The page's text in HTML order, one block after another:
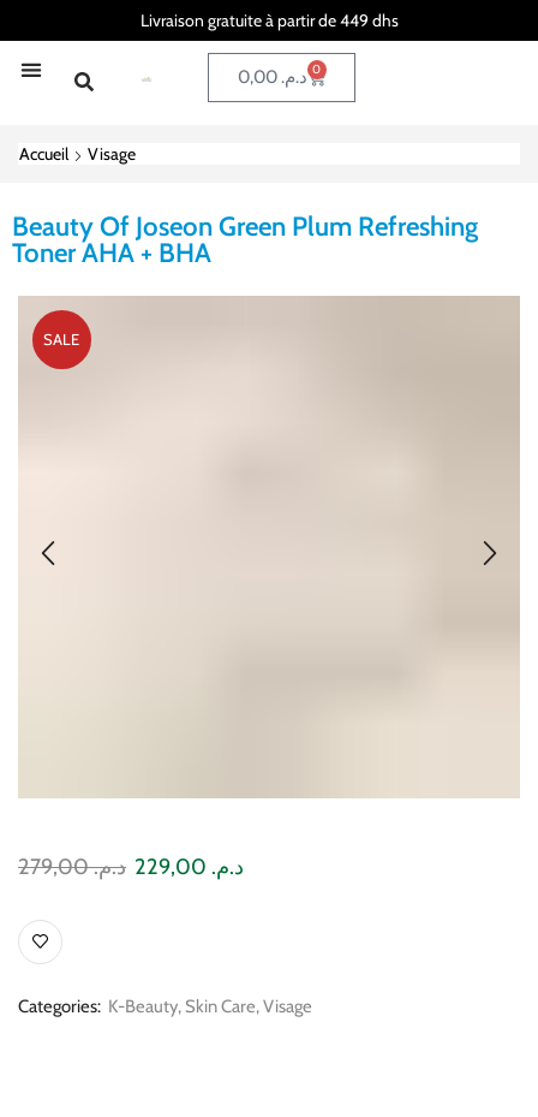
Livraison gratuite à partir de 449 dhs
د.م.0,00 0
Accueil Visage
Beauty Of Joseon Green Plum Refreshing
Toner AHA + BHA
SALE
د.م.279,00 د.م.
Categories: K-Beauty, Skin Care,Visage